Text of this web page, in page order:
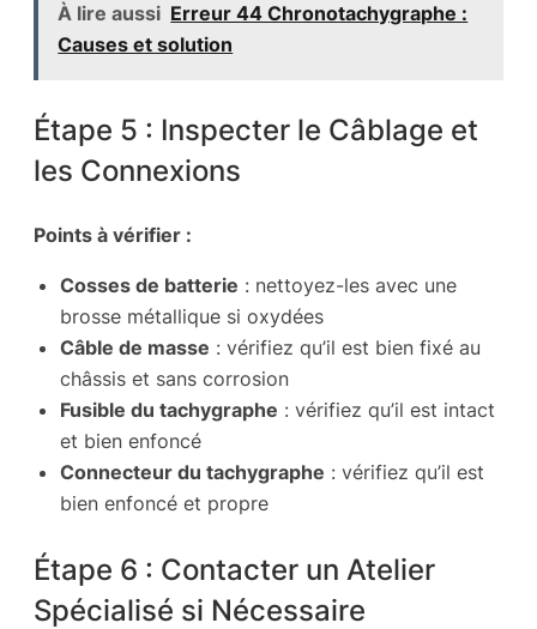
À lire aussi Erreur 44 Chronotachygraphe :
Causes et solution
Étape 5 : Inspecter le Câblage et
les Connexions
Points à vérifier :
Cosses de batterie : nettoyez-les avec une
brosse métallique si oxydées
Câble de masse : vérifiez qu’il est bien fixé au
châssis et sans corrosion
Fusible du tachygraphe : vérifiez qu’il est intact
et bien enfoncé
Connecteur du tachygraphe : vérifiez qu’il est
bien enfoncé et propre
Étape 6 : Contacter un Atelier
Spécialisé si Nécessaire